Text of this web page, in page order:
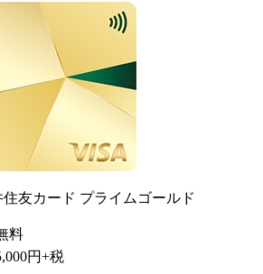
友カード プライムゴールド
料
円+税